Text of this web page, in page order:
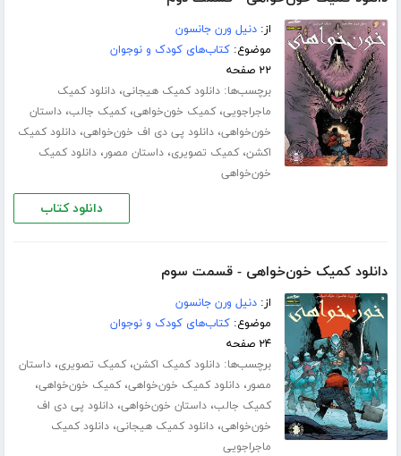
از:دنیل ورن جانسون
موضوع:کتاب‌های کودک و نوجوان
۲۲ صفحه
برچسب‌ها:دانلود کمیک هیجانی،دانلود کمیک
ماجراجویی،کمیک خون‌خواهی،کمیک جالب،داستان
خون‌خواهی،دانلود پی دی اف خون‌خواهی،دانلود کمیک
اکشن،کمیک تصویری،داستان مصور،دانلود کمیک
خون‌خواهی
دانلود کتاب
دانلود کمیک خون‌خواهی - قسمت سوم
از:دنیل ورن جانسون
موضوع:کتاب‌های کودک و نوجوان
۲۴ صفحه
برچسب‌ها:دانلود کمیک اکشن،کمیک تصویری،داستان
مصور،دانلود کمیک خون‌خواهی،کمیک خون‌خواهی،
کمیک جالب،داستان خون‌خواهی،دانلود پی دی اف
خون‌خواهی،دانلود کمیک هیجانی،دانلود کمیک
ماجراجویی